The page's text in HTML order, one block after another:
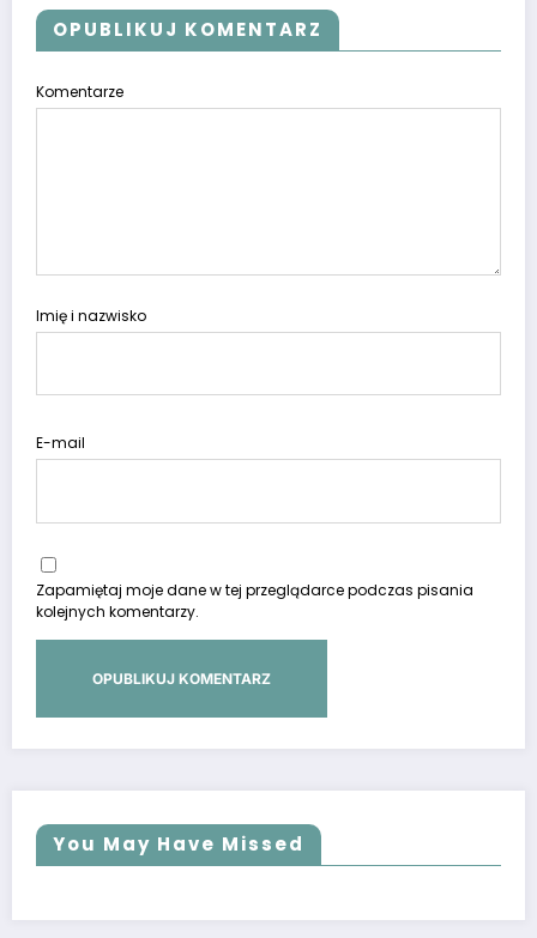
OPUBLIKUJ KOMENTARZ
Komentarze
Imię i nazwisko
E-mail
Zapamiętaj moje dane w tej przeglądarce podczas pisania
kolejnych komentarzy.
You May Have Missed